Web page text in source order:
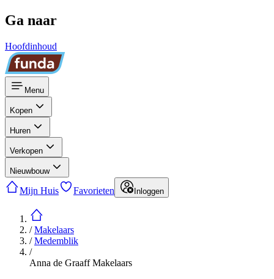
Ga naar
Hoofdinhoud
Menu
Kopen
Huren
Verkopen
Nieuwbouw
Mijn Huis Favorieten Inloggen
/Makelaars
/Medemblik
/
Anna de Graaff Makelaars